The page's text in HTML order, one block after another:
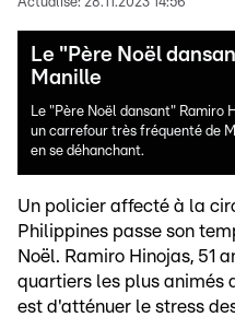
Le "Père Noël
Manille
Le "Père Noël dansant" Ramiro
un carrefour très fréquenté de
en se déhanchant.
Un policier affecté à la
Philippines passe son
Noël. Ramiro Hinojas, 51
quartiers les plus animés
est d'atténuer le stress